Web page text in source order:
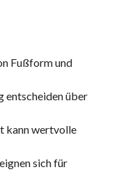
Fußform und
entscheiden über
kann wertvolle
sich für